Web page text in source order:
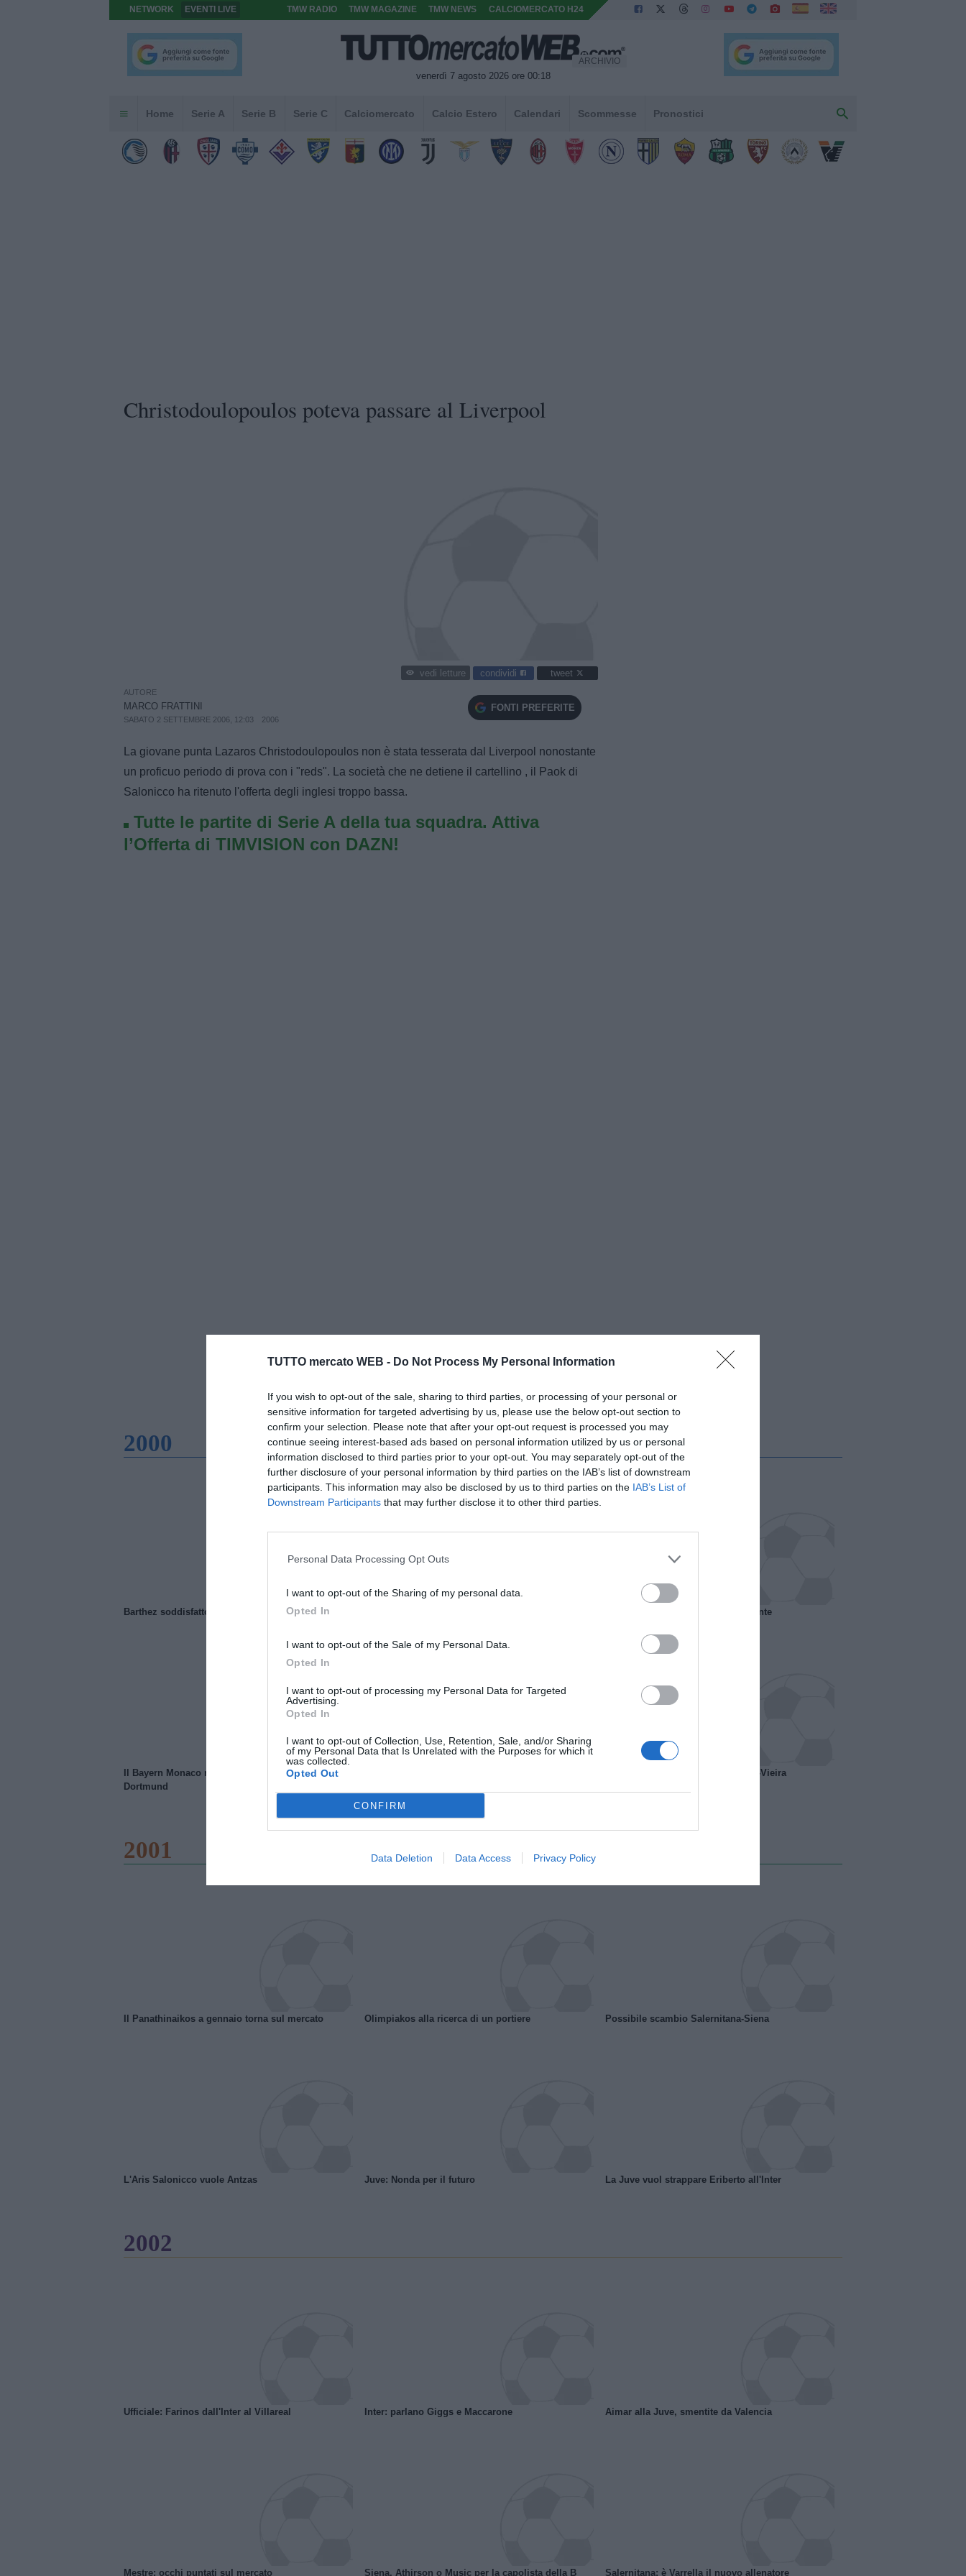
TUTTO mercato WEB - Do Not Process My Personal Information
If you wish to opt-out of the sale, sharing to third parties, or processing of your personal or
sensitive information for targeted advertising by us, please use the below opt-out section to
confirm your selection. Please note that after your opt-out request is processed you may
continue seeing interest-based ads based on personal information utilized by us or personal
information disclosed to third parties prior to your opt-out. You may separately opt-out of the
further disclosure of your personal information by third parties on the IAB’s list of downstream
participants. This information may also be disclosed by us to third parties on the IAB’s List of
Downstream Participants that may further disclose it to other third parties.
Personal Data Processing Opt Outs
I want to opt-out of the Sharing of my personal data.
Opted In
I want to opt-out of the Sale of my Personal Data.
Opted In
I want to opt-out of processing my Personal Data for Targeted
Advertising.
Opted In
I want to opt-out of Collection, Use, Retention, Sale, and/or Sharing
of my Personal Data that Is Unrelated with the Purposes for which it
was collected.
Opted Out
CONFIRM
Data Deletion Data Access Privacy Policy
NETWORK EVENTI LIVE TMW RADIO TMW MAGAZINE TMW NEWS CALCIOMERCATO H24
venerdì 7 agosto 2026 ore 00:18
ARCHIVIO
Home Serie A Serie B Serie C Calciomercato Calcio Estero Calendari Scommesse Pronostici
Christodoulopoulos poteva passare al Liverpool
vedi letture condividi tweet
AUTORE
MARCO FRATTINI
SABATO 2 SETTEMBRE 2006, 12:03 2006
FONTI PREFERITE
La giovane punta Lazaros Christodoulopoulos non è stata tesserata dal Liverpool nonostante
un proficuo periodo di prova con i "reds". La società che ne detiene il cartellino , il Paok di
Salonicco ha ritenuto l'offerta degli inglesi troppo bassa.
Tutte le partite di Serie A della tua squadra. Attiva
l’Offerta di TIMVISION con DAZN!
2000
Barthez soddisfatto del Manchester United Francia, il Marsiglia senza presidente
Il Bayern Monaco ridimensiona il Borussia
Dortmund
A gennaio ipotesi scambio Davids-Vieira
2001
Il Panathinaikos a gennaio torna sul mercato Olimpiakos alla ricerca di un portiere Possibile scambio Salernitana-Siena
L'Aris Salonicco vuole Antzas Juve: Nonda per il futuro La Juve vuol strappare Eriberto all'Inter
2002
Ufficiale: Farinos dall'Inter al Villareal Inter: parlano Giggs e Maccarone Aimar alla Juve, smentite da Valencia
Mestre: occhi puntati sul mercato Siena, Athirson o Music per la capolista della B Salernitana: è Varrella il nuovo allenatore